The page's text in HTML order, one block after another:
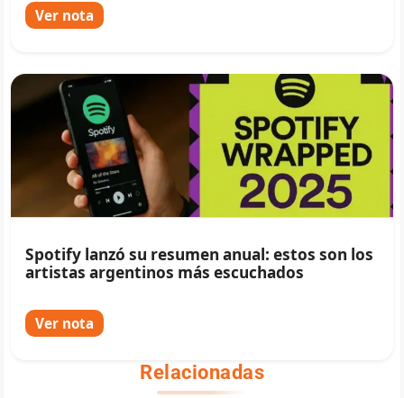
Ver nota
Spotify lanzó su resumen anual: estos son los
artistas argentinos más escuchados
Ver nota
Relacionadas